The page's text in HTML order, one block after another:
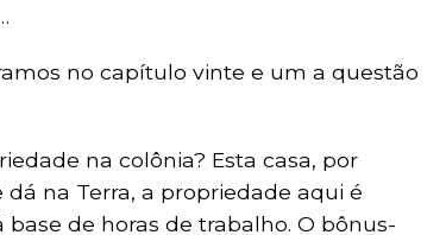
no capítulo vinte e um a questão
na colônia? Esta casa, por
na Terra, a propriedade aqui é
base de horas de trabalho. O bônus-